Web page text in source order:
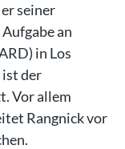
seiner
an
in Los
ist der
Vor allem
Rangnick vor